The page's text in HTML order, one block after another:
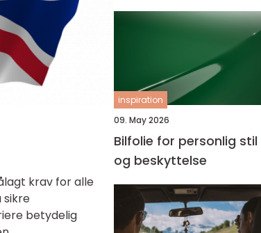
krav for alle
sikre
betydelig
inspiration
09. May 2026
Bilfolie for personlig stil
og beskyttelse